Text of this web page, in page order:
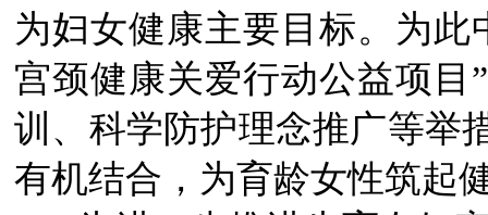
为妇女健康主要目标。为
宫颈健康关爱行动公益项
训、科学防护理念推广等举
有机结合，为育龄女性筑起